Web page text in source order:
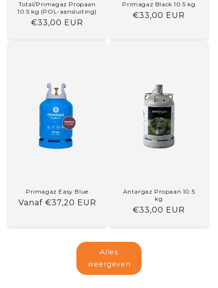
Total/Primagaz Propaan
10.5 kg (POL-aansluiting)
Normale
€33,00 EUR
Primagaz Black 10.5 kg
Normale
€33,00 EUR
Primagaz Easy Blue
Normale
Vanaf €37,20 EUR
Antargaz Propaan 10.5
kg
Normale
€33,00 EUR
Alles
weergeven